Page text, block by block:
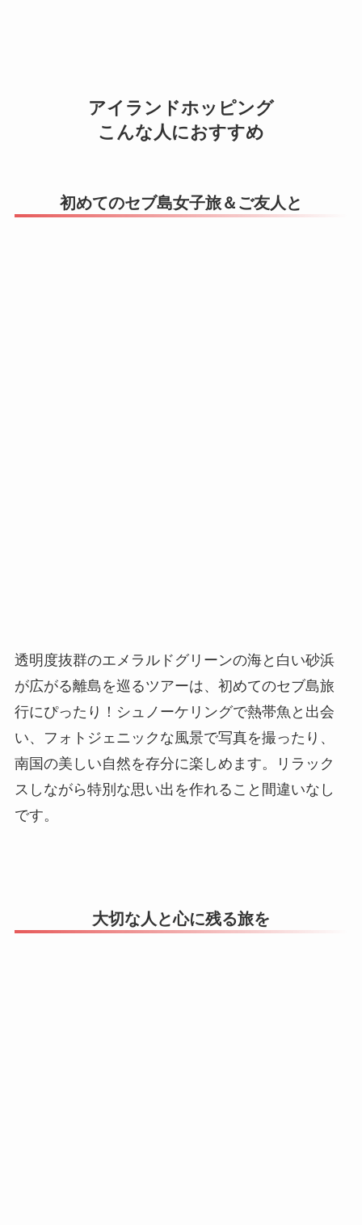
アイランドホッピング
こんな人におすすめ
初めてのセブ島女子旅＆ご友人と
透明度抜群のエメラルドグリーンの海と白い砂浜
が広がる離島を巡るツアーは、初めてのセブ島旅
行にぴったり！シュノーケリングで熱帯魚と出会
い、フォトジェニックな風景で写真を撮ったり、
南国の美しい自然を存分に楽しめます。リラック
スしながら特別な思い出を作れること間違いなし
です。
大切な人と心に残る旅を